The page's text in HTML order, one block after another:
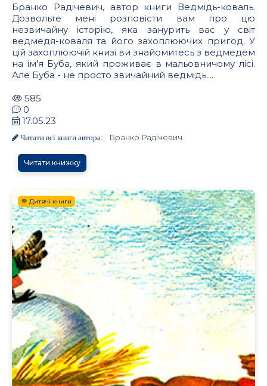
Бранко Радічевич, автор книги Ведмідь-коваль.
Дозвольте мені розповісти вам про цю
незвичайну історію, яка занурить вас у світ
ведмедя-коваля та його захоплюючих пригод. У
цій захоплюючій книзі ви знайомитесь з ведмедем
на ім'я Буба, який проживає в мальовничому лісі.
Але Буба - не просто звичайний ведмідь....
585
0
17.05.23
Читати всі книги автора: Бранко Радічевич
Читати книжку
💙 Дитячі книги